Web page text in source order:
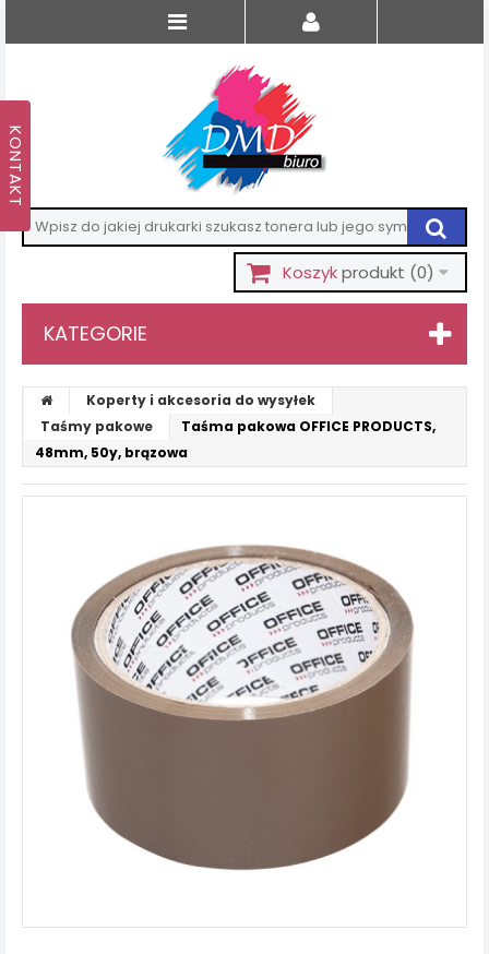
Koszykprodukt (0)
KATEGORIE
Koperty i akcesoria do wysyłek
Taśmy pakowe
Taśma pakowa OFFICE PRODUCTS,
48mm, 50y, brązowa